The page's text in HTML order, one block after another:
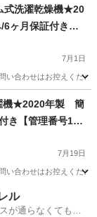
式洗濯乾燥機★20
ヶ月保証付き
7月1日
い合わせはお控えくだ
機★2020年製 簡
き【管理番号119
7月19日
い合わせはお控えくだ
ック
ル
が通らなくてもク